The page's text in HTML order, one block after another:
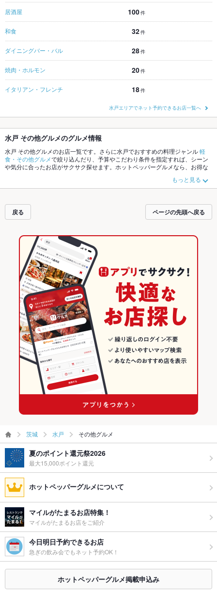
居酒屋 100件
和食 32件
ダイニングバー・バル 28件
焼肉・ホルモン 20件
イタリアン・フレンチ 18件
水戸エリアでネット予約できるお店一覧へ
水戸 その他グルメのグルメ情報
水戸 その他グルメのお店一覧です。さらに水戸でおすすめの料理ジャンル軽
食・その他グルメで絞り込んだり、予算やこだわり条件を指定すれば、シーン
や気分に合ったお店がサクサク探せます。ホットペッパーグルメなら、お得な
ど、お店の最新情報をご紹介しているので安心！24時間使える簡単便利なネッ
ト予約が使えるお店も拡大中です。友達どうしの飲み会にも、会社の宴会に
さい。
もっと見る
戻る ページの先頭へ戻る
茨城 水戸 その他グルメ
夏のポイント還元祭2026
最大15,000ポイント還元
ホットペッパーグルメについて
マイルがたまるお店特集！
マイルがたまるお店をご紹介
今日明日予約できるお店
急ぎの飲み会でもネット予約OK！
ホットペッパーグルメ掲載申込み